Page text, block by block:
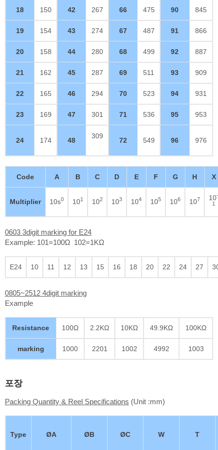
18 150 42 267 66 475 90 845
19 154 43 274 67 487 91 866
20 158 44 280 68 499 92 887
21 162 45 287 69 511 93 909
22 165 46 294 70 523 94 931
23 169 47 301 71 536 95 953
24 174 48
309
72 549 96 976
Code A B C D E F G H X
Multiplier 10s0 101 102 103 104 105 106 107 10-
1
0603 3digit marking for E24
Example: 101=100Ω 102=1KΩ
E24 10 11 12 13 15 16 18 20 22 24 27
0805~2512 4digit marking
Example
Resistance 100Ω 2.2KΩ 10KΩ 49.9KΩ 100KΩ
marking 1000 2201 1002 4992 1003
포장
Packing Quantity & Reel Specifications (Unit :mm)
Type ØA ØB ØC W T